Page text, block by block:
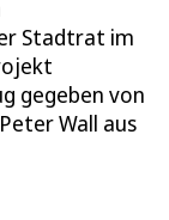
Stadtrat im
gegeben von
Wall aus